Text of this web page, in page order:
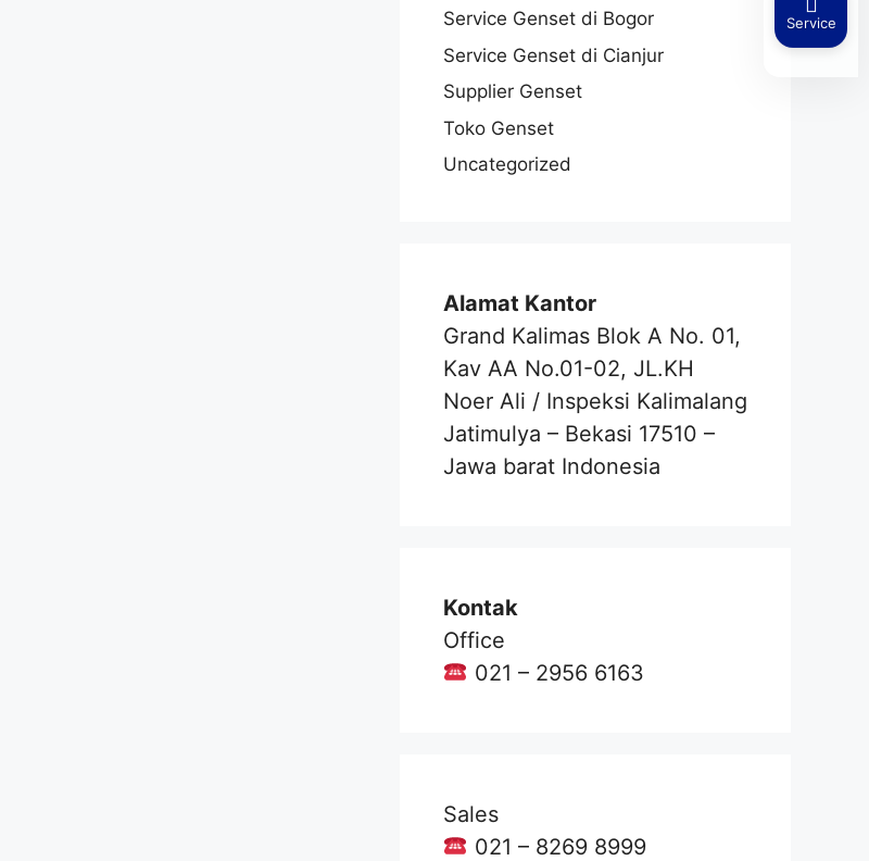
Service Genset di Bogor
Service Genset di Cianjur
Supplier Genset
Toko Genset
Uncategorized
Alamat Kantor
Grand Kalimas Blok A No. 01,
Kav AA No.01-02, JL.KH
Noer Ali / Inspeksi Kalimalang
Jatimulya – Bekasi 17510 –
Jawa barat Indonesia
Kontak
Office
021 – 2956 6163
Sales
021 – 8269 8999
Service